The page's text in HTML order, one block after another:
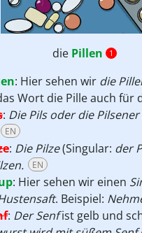
die Pillen 1
: Hier sehen wir die
Wort die Pille auch für
: Die Pils oder die Pilsener
EN
: Die Pilze(Singular: der
EN
: Hier sehen wir einen
. Beispiel:
: Der Senfist gelb und